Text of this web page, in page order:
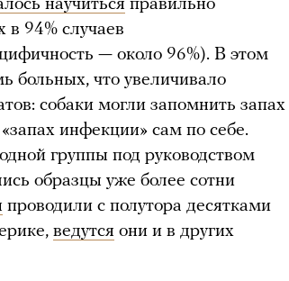
научиться правильно
94% случаев
— около 96%). В этом
больных, что увеличивало
собаки могли запомнить запах
инфекции» сам по себе.
группы под руководством
образцы уже более сотни
проводили с полутора десятками
ведутся они и в других